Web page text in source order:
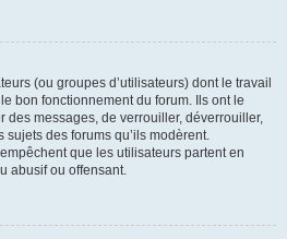
(ou groupes d’utilisateurs) dont le travail
bon fonctionnement du forum. Ils ont le
des messages, de verrouiller, déverrouiller,
des forums qu’ils modèrent.
que les utilisateurs partent en
abusif ou offensant.